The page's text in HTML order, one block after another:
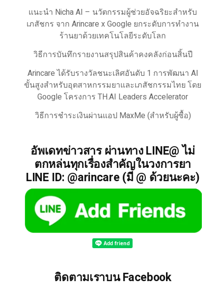
แนะนำ Nicha AI – นวัตกรรมผู้ช่วยอัจฉริยะสำหรับ
เภสัชกร จาก Arincare x Google ยกระดับการทำงาน
ร้านยาด้วยเทคโนโลยีระดับโลก
วิธีการบันทึกรายงานสรุปสินค้าคงคลังก่อนสิ้นปี
Arincare ได้รับรางวัลชนะเลิศอันดับ 1 การพัฒนา AI
ขั้นสูงสำหรับอุตสาหกรรมยาและเภสัชกรรมไทย โดย
Google โครงการ TH.AI Leaders Accelerator
วิธีการชำระเงินผ่านแอป MaxMe (สำหรับผู้ซื้อ)
อัพเดทข่าวสาร ผ่านทาง LINE@ ไม่
ตกหล่นทุกเรื่องสำคัญในวงการยา
LINE ID: @arincare (มี @ ด้วยนะคะ)
ติดตามเราบน Facebook